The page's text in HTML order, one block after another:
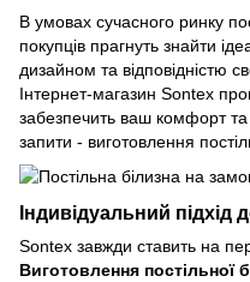
В умовах сучасного ринку
покупців прагнуть знайти
дизайном та відповідністю
Інтернет-магазин Sontex
забезпечить ваш комфорт та
запити - виготовлення
Індивідуальний підхід
Sontex завжди ставить на
Виготовлення постільної